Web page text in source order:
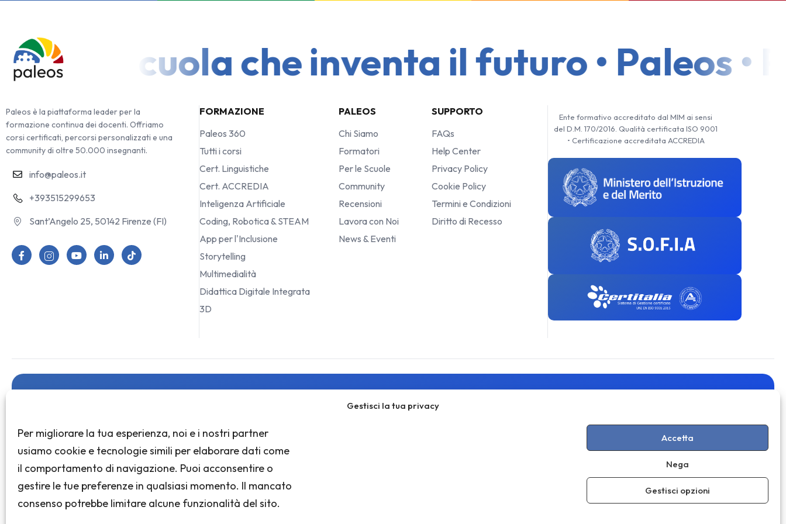
Gestisci la tua privacy
Per migliorare la tua esperienza, noi e i nostri partner
usiamo cookie e tecnologie simili per elaborare dati come
il comportamento di navigazione. Puoi acconsentire o
gestire le tue preferenze in qualsiasi momento. Il mancato
consenso potrebbe limitare alcune funzionalità del sito.
Accetta
Nega
Gestisci opzioni
una Scuola che inventa il futuro • Paleos •
Paleos è la piattaforma leader per la
formazione continua dei docenti. Offriamo
corsi certificati, percorsi personalizzati e una
community di oltre 50.000 insegnanti.
info@paleos.it
+393515299653
Sant’Angelo 25, 50142 Firenze (FI)
FORMAZIONE
Paleos 360
Tutti i corsi
Cert. Linguistiche
Cert. ACCREDIA
Inteligenza Artificiale
Coding, Robotica & STEAM
App per l'Inclusione
Storytelling
Multimedialità
Didattica Digitale Integrata
3D
PALEOS
Chi Siamo
Formatori
Per le Scuole
Community
Recensioni
Lavora con Noi
News & Eventi
SUPPORTO
FAQs
Help Center
Privacy Policy
Cookie Policy
Termini e Condizioni
Diritto di Recesso
Ente formativo accreditato dal MIM ai sensi
del D.M. 170/2016. Qualità certificata ISO 9001
• Certificazione accreditata ACCREDIA
Iscriviti alla newsletter per ricevere novità, risorse gratuite e offerte esclusive